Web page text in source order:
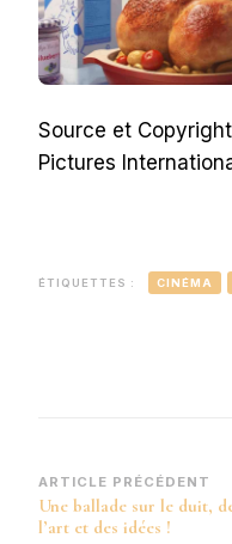
Source et
Pictures
ÉTIQUETTES : CINÉMA
Navigation
d’article
ARTICLE PRÉCÉDENT
Une ballade sur le duit,
l’art et des idées !